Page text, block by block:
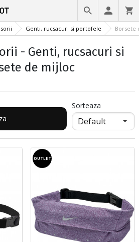
Genti, rucsacuri si portofele Borsete
- Genti, rucsacuri si
de mijloc
Sorteaza
OUTLET